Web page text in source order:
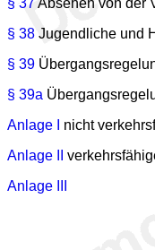
§ 38 Jugendliche und
§ 39
§ 39a
Anlage I
nicht
Anlage II
Anlage III